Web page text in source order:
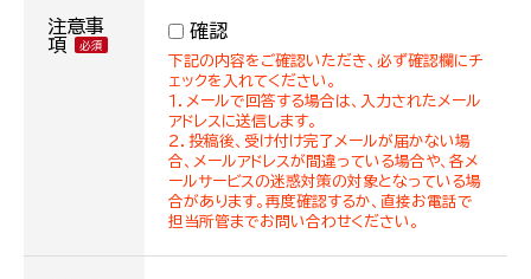
注意事
項
確認
下記の内容をご確認いただき、必ず確認欄にチ
ェックを入れてください。
１．メールで回答する場合は、入力されたメール
アドレスに送信します。
２．投稿後、受け付け完了メールが届かない場
合、メールアドレスが間違っている場合や、各メ
ールサービスの迷惑対策の対象となっている場
合があります。再度確認するか、直接お電話で
担当所管までお問い合わせください。